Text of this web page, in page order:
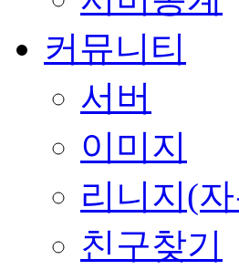
커뮤니티
서버
이미지
리니지(
친구찾기